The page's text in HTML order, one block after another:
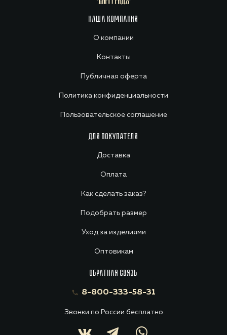
НАША КОМПАНИЯ
О компании
Контакты
Публичная оферта
Политика конфиденциальности
Пользовательское соглашение
ДЛЯ ПОКУПАТЕЛЯ
Доставка
Оплата
Как сделать заказ?
Подобрать размер
Уход за изделиями
Оптовикам
ОБРАТНАЯ СВЯЗЬ
8-800-333-58-31
Звонки по России бесплатно